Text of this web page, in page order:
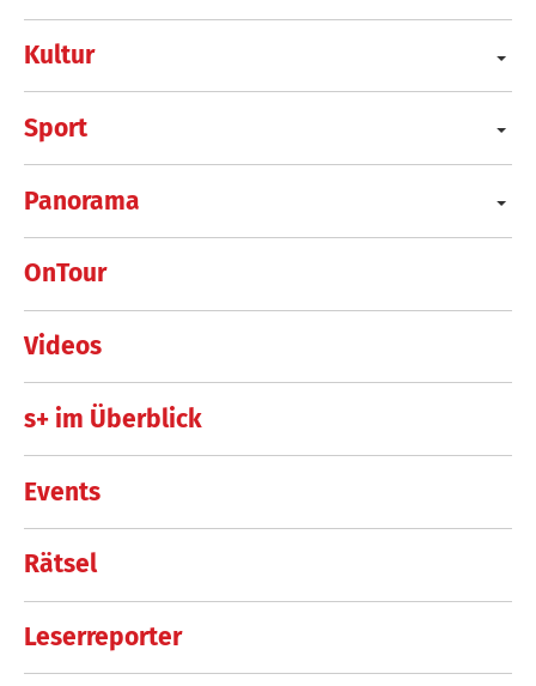
Kultur
Sport
Panorama
OnTour
Videos
s+ im Überblick
Events
Rätsel
Leserreporter